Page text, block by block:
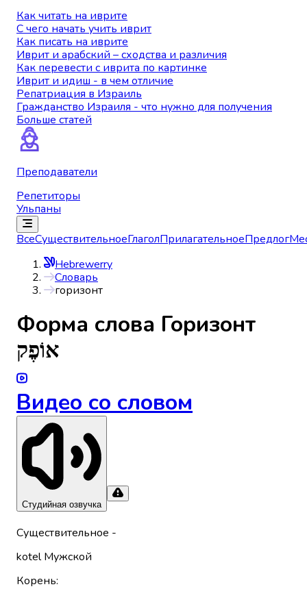
Как читать на иврите
С чего начать учить иврит
Как писать на иврите
Иврит и арабский – сходства и различия
Как перевести с иврита по картинке
Иврит и идиш - в чем отличие
Репатриация в Израиль
Гражданство Израиля - что нужно для получения
Больше статей
Преподаватели
Репетиторы
Ульпаны
ВсеСуществительноеГлаголПрилагательноеПредлог
Hebrewerry
Словарь
горизонт
Форма слова Горизонт
אוֹפֶק
Видео со словом
Студийная озвучка
Существительное -
kotel Мужской
Корень: